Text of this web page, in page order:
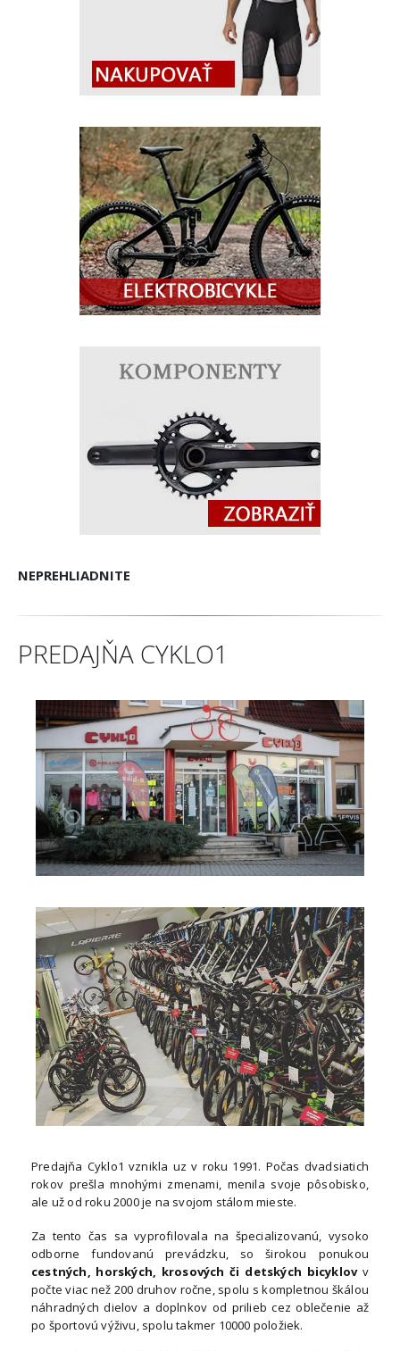
NEPREHLIADNITE
PREDAJŇA CYKLO1
Predajňa Cyklo1 vznikla uz v roku 1991. Počas dvadsiatich
rokov prešla mnohými zmenami, menila svoje pôsobisko,
ale už od roku 2000 je na svojom stálom mieste.
Za tento čas sa vyprofilovala na špecializovanú, vysoko
odborne fundovanú prevádzku, so širokou ponukou
cestných, horských, krosových či detských bicyklovv
počte viac než 200 druhov ročne, spolu s kompletnou škálou
náhradných dielov a doplnkov od prilieb cez oblečenie až
po športovú výživu, spolu takmer 10000 položiek.